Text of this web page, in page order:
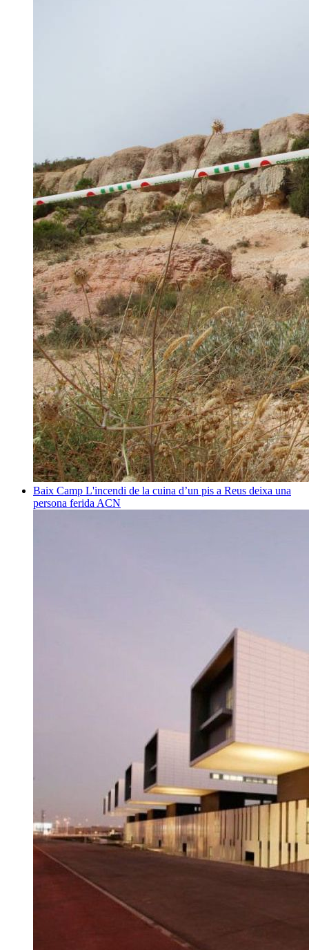
Baix Camp L'incendi de la cuina d’un pis a Reus deixa una
persona ferida ACN